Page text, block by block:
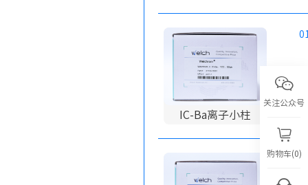
IC-Ba离子小柱
关注公众号
购物车(0)